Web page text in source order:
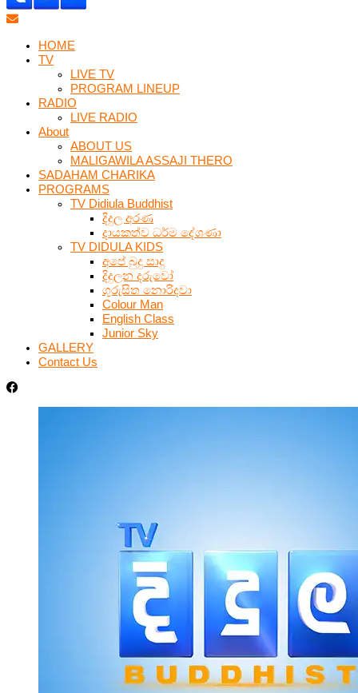
HOME
TV
LIVE TV
PROGRAM LINEUP
RADIO
LIVE RADIO
About
ABOUT US
MALIGAWILA ASSAJI THERO
SADAHAM CHARIKA
PROGRAMS
TV Didiula Buddhist
දිදුල අරණ
දායකත්ව ධර්ම දේශණා
TV DIDULA KIDS
අපේ බුදු සාදු
දිදුලන දරුවෝ
ගුරුසිත නොරිදවා
Colour Man
English Class
Junior Sky
GALLERY
Contact Us